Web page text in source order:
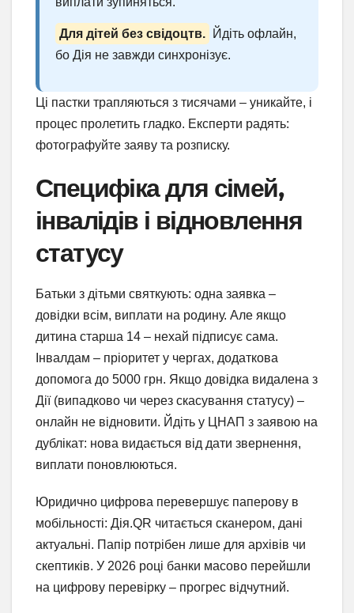
Для дітей без свідоцтв.
Йдіть офлайн,
бо Дія не завжди синхронізує.
Ці пастки трапляються з тисячами – уникайте, і
процес пролетить гладко. Експерти радять:
фотографуйте заяву та розписку.
Специфіка для сімей,
інвалідів і відновлення
статусу
Батьки з дітьми святкують: одна заявка –
довідки всім, виплати на родину. Але якщо
дитина старша 14 – нехай підписує сама.
Інвалдам – пріоритет у чергах, додаткова
допомога до 5000 грн. Якщо довідка видалена з
Дії (випадково чи через скасування статусу) –
онлайн не відновити. Йдіть у ЦНАП з заявою на
дублікат: нова видається від дати звернення,
виплати поновлюються.
Юридично цифрова перевершує паперову в
мобільності: Дія.QR читається сканером, дані
актуальні. Папір потрібен лише для архівів чи
скептиків. У 2026 році банки масово перейшли
на цифрову перевірку – прогрес відчутний.